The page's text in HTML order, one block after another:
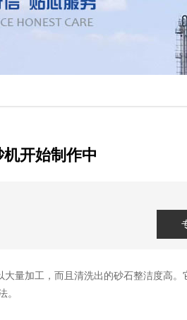
开始制作中
加工，而且清洗出的砂石整洁度高。
。